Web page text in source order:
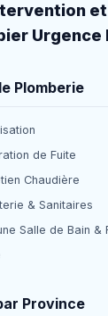
Urgence
Plomberie
de Fuite
Chaudière
& Sanitaires
Province